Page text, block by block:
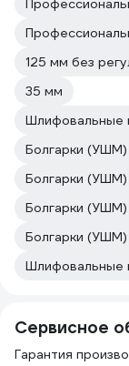
125 мм без
35 мм
Шлифовальные
Болгарки
Болгарки
Болгарки
Болгарки
Шлифовальные
Сервисное
Гарантия